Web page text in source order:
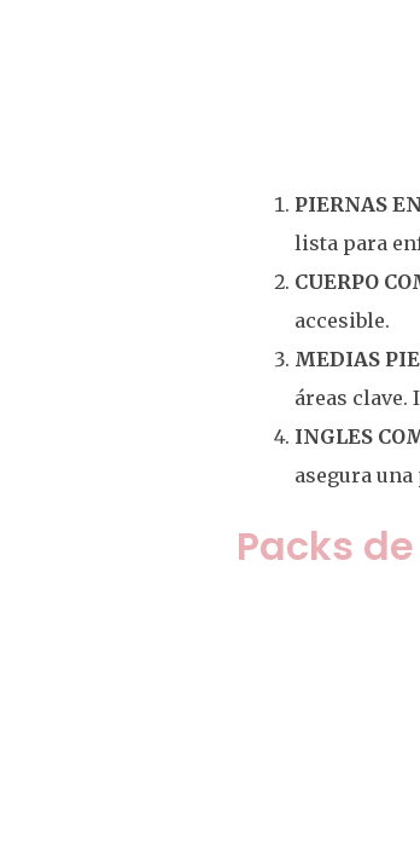
PIERNAS
lista para
CUERPO
accesible.
MEDIAS
áreas clave.
INGLES
asegura
Packs